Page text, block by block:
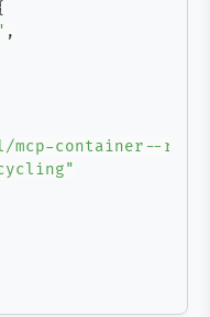
,
mcp-container--r-